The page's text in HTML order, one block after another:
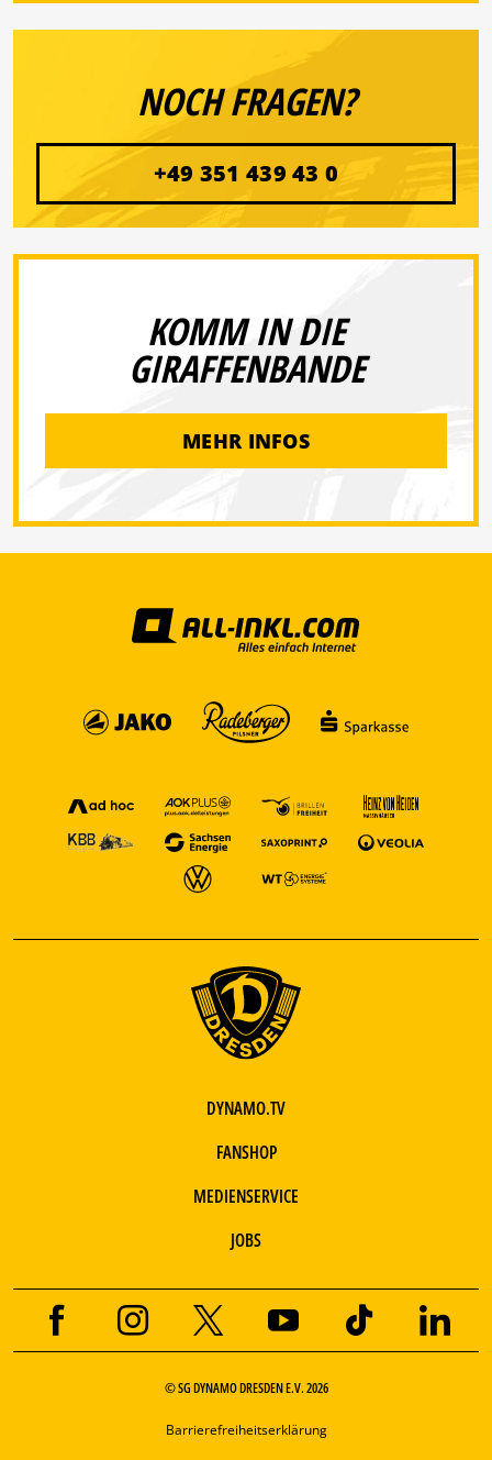
NOCH FRAGEN?
+49 351 439 43 0
KOMM IN DIE
GIRAFFENBANDE
MEHR INFOS
DYNAMO.TV
FANSHOP
MEDIENSERVICE
JOBS
© SG DYNAMO DRESDEN E.V. 2026
Barrierefreiheitserklärung